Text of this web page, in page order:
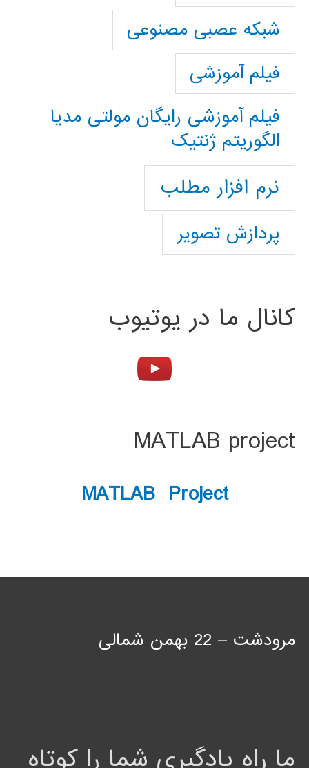
شبکه عصبی مصنوعی
فیلم آموزشی
فیلم آموزشی رایگان مولتی مدیا
الگوریتم ژنتیک
نرم افزار مطلب
پردازش تصویر
کانال ما در یوتیوب
MATLAB project
MATLAB Project
مرودشت – 22 بهمن شمالی
ما راه یادگیری شما را کوتاه